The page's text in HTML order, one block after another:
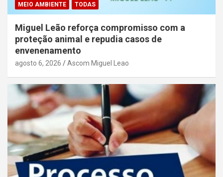
MEIO AMBIENTE TODAS
Miguel Leão reforça compromisso com a
proteção animal e repudia casos de
envenenamento
agosto 6, 2026 Ascom Miguel Leao